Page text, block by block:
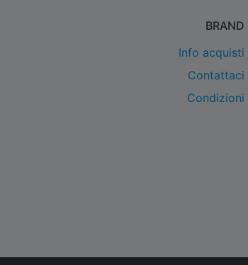
BRAND
Info acquisti
Contattaci
Condizioni